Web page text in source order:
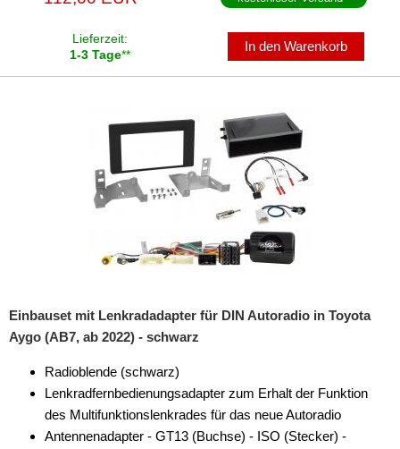
Lieferzeit:
1-3 Tage**
In den Warenkorb
Einbauset mit Lenkradadapter für DIN Autoradio in Toyota
Aygo (AB7, ab 2022) - schwarz
Radioblende (schwarz)
Lenkradfernbedienungsadapter zum Erhalt der Funktion
des Multifunktionslenkrades für das neue Autoradio
Antennenadapter - GT13 (Buchse) - ISO (Stecker) -